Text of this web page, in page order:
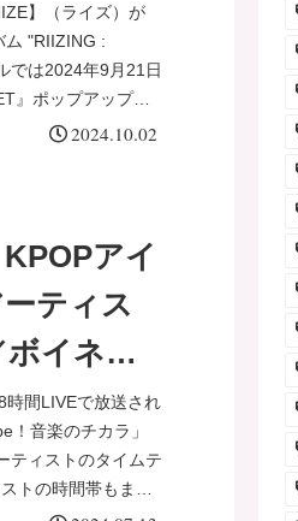
】（ライズ）が
ム "RIIZING :
では2024年9月21日
』ポップアップス
THE SING
2024.10.02
アイ
ティス
ボイネ
時間LIVEで放送され
！音楽のチカラ」
ティストのタイムテ
トの時間帯もまと